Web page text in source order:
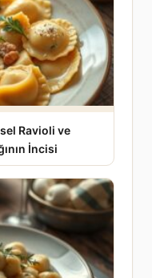
Ravioli ve
İncisi